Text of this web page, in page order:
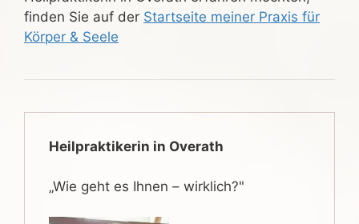
finden Sie auf der Startseite meiner Praxis für
Körper & Seele
Heilpraktikerin in Overath
„Wie geht es Ihnen – wirklich?"